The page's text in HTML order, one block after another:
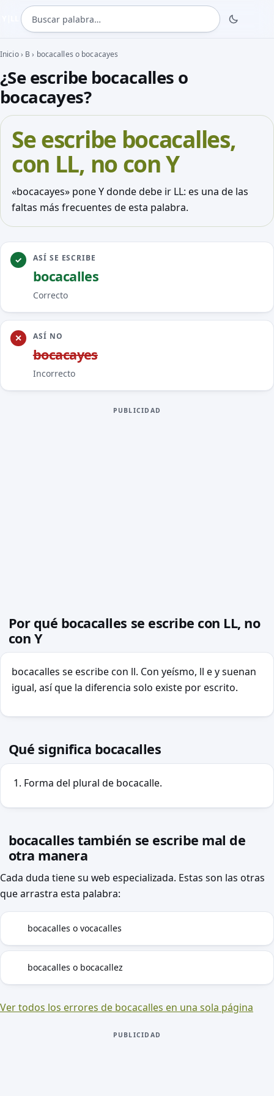
Buscar palabra
Inicio› B › bocacalles o bocacayes
¿Se escribe bocacalles o
bocacayes?
Se escribe bocacalles,
con LL, no con Y
«bocacayes» pone Y donde debe ir LL: es una de las
faltas más frecuentes de esta palabra.
ASÍ SE ESCRIBE
bocacalles
Correcto
ASÍ NO
bocacayes
Incorrecto
PUBLICIDAD
Por qué bocacalles se escribe con LL, no
con Y
bocacalles se escribe con ll. Con yeísmo, ll e y suenan
igual, así que la diferencia solo existe por escrito.
Qué significa bocacalles
Forma del plural de bocacalle.
bocacalles también se escribe mal de
otra manera
Cada duda tiene su web especializada. Estas son las otras
que arrastra esta palabra:
bocacalles o vocacalles
bocacalles o bocacallez
Ver todos los errores de bocacalles en una sola página
PUBLICIDAD